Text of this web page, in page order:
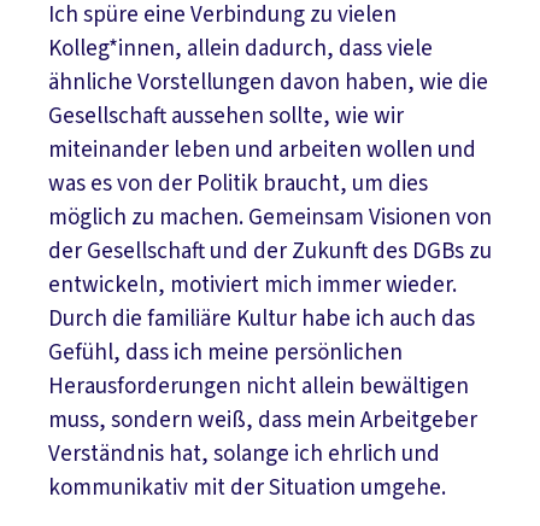
Ich spüre eine Verbindung zu vielen
Kolleg*innen, allein dadurch, dass viele
ähnliche Vorstellungen davon haben, wie die
Gesellschaft aussehen sollte, wie wir
miteinander leben und arbeiten wollen und
was es von der Politik braucht, um dies
möglich zu machen. Gemeinsam Visionen von
der Gesellschaft und der Zukunft des DGBs zu
entwickeln, motiviert mich immer wieder.
Durch die familiäre Kultur habe ich auch das
Gefühl, dass ich meine persönlichen
Herausforderungen nicht allein bewältigen
muss, sondern weiß, dass mein Arbeitgeber
Verständnis hat, solange ich ehrlich und
kommunikativ mit der Situation umgehe.